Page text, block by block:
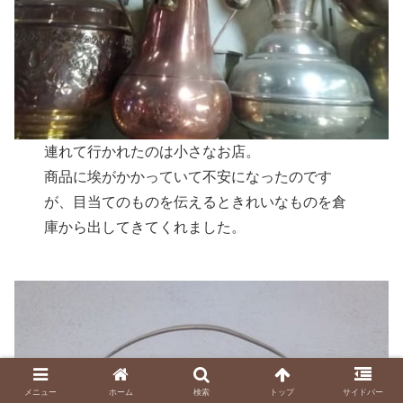
連れて行かれたのは小さなお店。
商品に埃がかかっていて不安になったのです
が、目当てのものを伝えるときれいなものを倉
庫から出してきてくれました。
メニュー ホーム 検索 トップ サイドバー